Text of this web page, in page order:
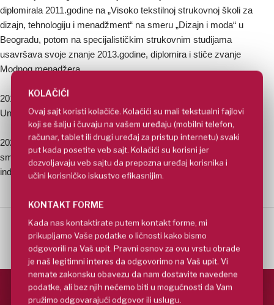
diplomirala 2011.godine na „Visoko tekstilnoj strukovnoj školi za
dizajn, tehnologiju i menadžment“ na smeru „Dizajn i moda“ u
Beogradu, potom na specijalističkim strukovnim studijama
usavršava svoje znanje 2013.godine, diplomira i stiče zvanje
Modnog menadžera.
2018.godine Ljiljana završava i osnovne akademske studije na
Univerzitetu Metropolitan u Beogradu na odseku „Modni dizajn“.
2023. završava master na Tehničkom fakultetu Mihajlo Pupin na
smeru odevno inženjerstvo i stiče zvanje master inženjer
industrijskog inženjerstva.
KOLAČIĆI
Ovaj sajt koristi kolačiće. Kolačići su mali tekstualni fajlovi
koji se šalju i čuvaju na vašem uređaju (mobilni telefon,
računar, tablet ili drugi uređaj za pristup internetu) svaki
put kada posetite veb sajt. Kolačići su korisni jer
dozvoljavaju veb sajtu da prepozna uređaj korisnika i
učini korisničko iskustvo efikasnijim.
KONTAKT FORME
Kada nas kontaktirate putem kontakt forme, mi
prikupljamo Vaše podatke o ličnosti kako bismo
odgovorili na Vaš upit. Pravni osnov za ovu vrstu obrade
je naš legitimni interes da odgovorimo na Vaš upit. Vi
nemate zakonsku obavezu da nam dostavite navedene
podatke, ali bez njih nećemo biti u mogućnosti da Vam
pružimo odgovarajući odgovor ili uslugu.